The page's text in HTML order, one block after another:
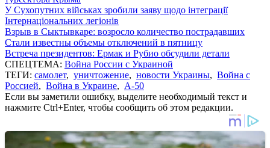
У Сухопутних військах зробили заяву щодо інтеграції
Інтернаціональних легіонів
Взрыв в Сыктывкаре: возросло количество пострадавших
Стали известны объемы отключений в пятницу
Встреча президентов: Ермак и Рубио обсудили детали
СПЕЦТЕМА: Война России с Украиной
ТЕГИ: самолет, уничтожение, новости Украины, Война с
Россией, Война в Украине, А-50
Если вы заметили ошибку, выделите необходимый текст и
нажмите Ctrl+Enter, чтобы сообщить об этом редакции.